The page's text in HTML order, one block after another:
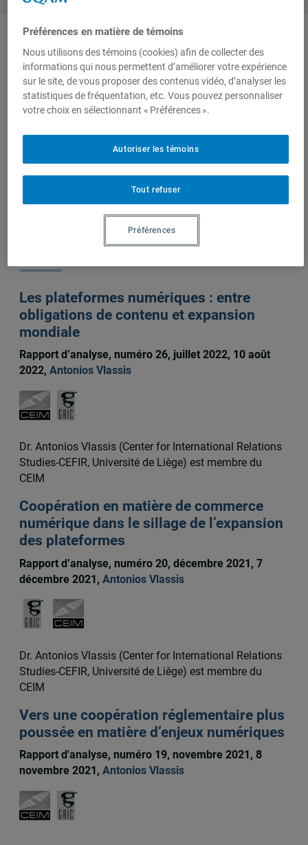
Produit par
Centre
l'intégration et
mondialisation
Groupe de
l'intégration
(GRIC)
Sur le même sujet
Les plateformes numériques : entre
obligations de contenu et expansion
mondiale
Rapport d’analyse, numéro 26, juillet 2022, 10 août
2022, Antonios Vlassis
Dr. Antonios Vlassis (Center for International Relations
Studies-CEFIR, Université de Liège) est membre du
CEIM
Coopération en matière de commerce
numérique dans le sillage de l’expansion
des plateformes
Rapport d’analyse, numéro 20, décembre 2021, 7
décembre 2021, Antonios Vlassis
Dr. Antonios Vlassis (Center for International Relations
Studies-CEFIR, Université de Liège) est membre du
CEIM
Vers une coopération réglementaire plus
poussée en matière d’enjeux numériques
Rapport d'analyse, numéro 19, novembre 2021, 8
novembre 2021, Antonios Vlassis
Préférences en matière de témoins
Nous utilisons des témoins (cookies) afin de collecter des
informations qui nous permettent d’améliorer votre expérience
sur le site, de vous proposer des contenus vidéo, d’analyser les
statistiques de fréquentation, etc. Vous pouvez personnaliser
votre choix en sélectionnant « Préférences ».
Tout refuser
Autoriser les témoins
Préférences